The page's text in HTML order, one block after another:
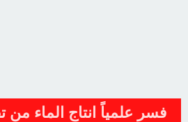
فسر علمياً انتاج الماء من